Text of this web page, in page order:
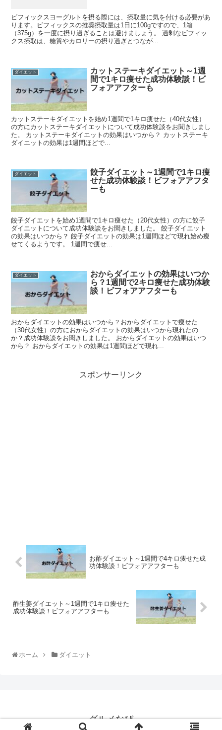
ビフィックスヨーグルトを摂る際には、摂取量に気を付ける必要があ
ります。ビフィックスの推奨摂取量は1日に100gですので、1箱
（375g）を一度に摂り過ぎることは避けましょう。 過剰なビフィッ
クス摂取は、糖質やカロリーの摂り過ぎとつなが...
ダイエット
カットステーキダイエット～1週
間で1キロ痩せた成功体験談！ビ
フォアアフターも
カットステーキダイエットを始め1週間で1キロ痩せた（40代女性）
の方にカットステーキダイエットについて成功体験談をお聞きしまし
た。 カットステーキダイエットの効果はいつから？ カットステーキ
ダイエットの効果は1週間ほどで...
ダイエット
餃子ダイエット～1週間で1キロ痩
せた成功体験談！ビフォアアフタ
ーも
餃子ダイエットを始め1週間で1キロ痩せた（20代女性）の方に餃子
ダイエットについて成功体験談をお聞きしました。 餃子ダイエット
の効果はいつから？ 餃子ダイエットの効果は1週間ほどで現れ始め痩
せてくるようです。 1週間で痩せ...
ダイエット
おからダイエットの効果はいつか
ら？1週間で2キロ痩せた成功体験
談！ビフォアアフターも
おからダイエットの効果はいつから？おからダイエットで痩せた
（30代女性）の方におからダイエットの効果はいつから現れたの
か？成功体験談をお聞きしました。 おからダイエットの効果はいつ
から？ おからダイエットの効果は1週間ほどで現れ...
スポンサーリンク
お酢ダイエット～1週間で4キロ痩せた成
功体験談！ビフォアアフターも
酢生姜ダイエット～1週間で1キロ痩せた
成功体験談！ビフォアアフターも
ホーム ダイエット
グルメなび